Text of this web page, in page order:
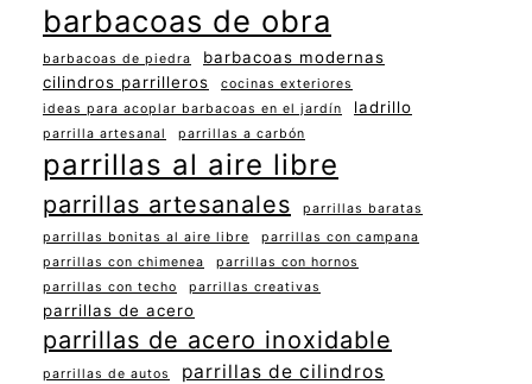
barbacoas de obra
barbacoas de piedra
barbacoas modernas
cilindros parrilleros
cocinas exteriores
ideas para acoplar barbacoas en el jardín
ladrillo
parrilla artesanal parrillas a carbón
parrillas al aire libre
parrillas artesanales
parrillas baratas
parrillas bonitas al aire libre
parrillas con campana
parrillas con chimenea
parrillas con hornos
parrillas con techo
parrillas creativas
parrillas de acero
parrillas de acero inoxidable
parrillas de autos parrillas de cilindros